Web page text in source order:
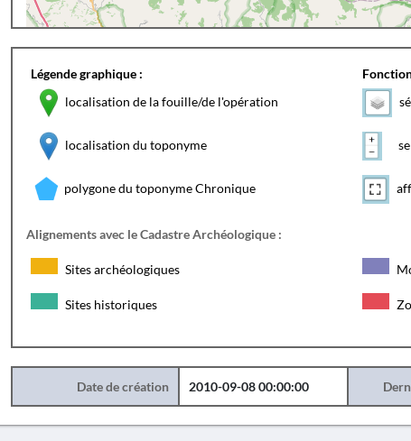
Légende graphique :
localisation de la fouille/de l'opération
localisation du toponyme
polygone du toponyme Chronique
Alignements avec le Cadastre Archéologique :
Sites archéologiques
Sites historiques
Date de création 2010-09-08 00:00:00